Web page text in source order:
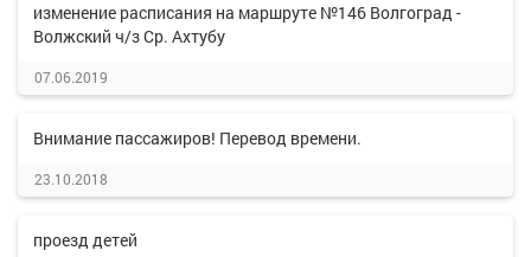
изменение расписания на маршруте №146 Волгоград -
Волжский ч/з Ср. Ахтубу
07.06.2019
Внимание пассажиров! Перевод времени.
23.10.2018
проезд детей